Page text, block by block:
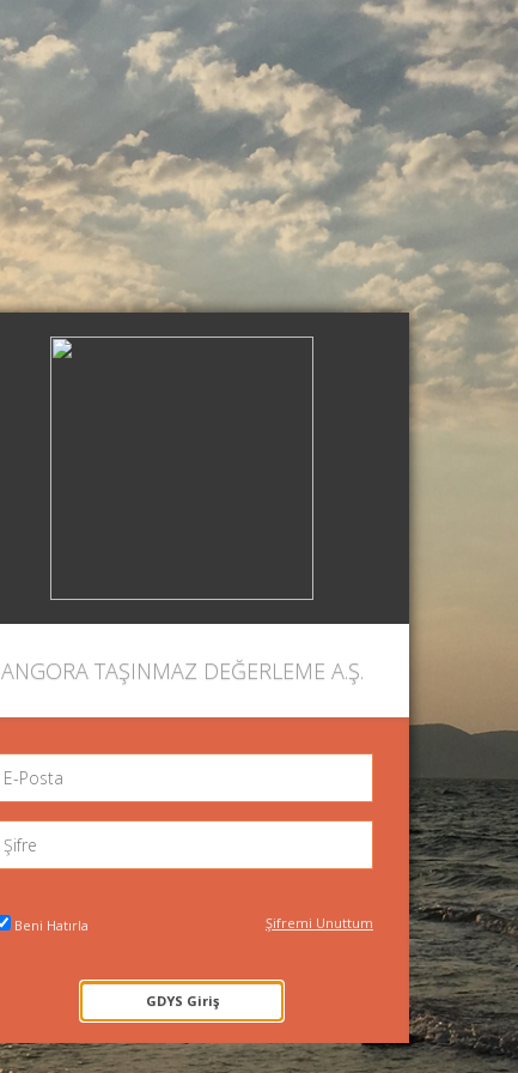
ANGORA TAŞINMAZ DEĞERLEME A.Ş.
Beni Hatırla Şifremi Unuttum
GDYS Giriş